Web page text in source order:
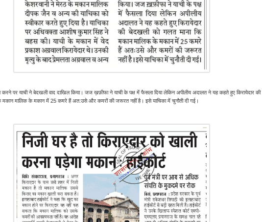
करने पर याची ने बेदखली वाद दाखिल किया। जज ख़फ़ीफा ने याची के पक्ष में फैसला दिया लेकिन अपीलीय अदालत ने यह कहते हुए किरायेदार की
मकान मालिक के मकान में 25 कमरे हैं अत:उसे और कमरों की जरूरत नहीं है। इसे याचिका में चुनौती दी गई।